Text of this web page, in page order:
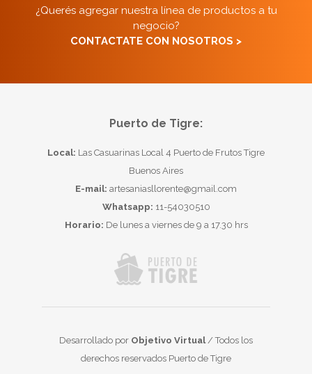
¿Querés agregar nuestra línea de productos a tu
negocio?
CONTACTATE CON NOSOTROS >
Puerto de Tigre:
Local: Las Casuarinas Local 4 Puerto de Frutos Tigre
Buenos Aires
E-mail: artesaniasllorente@gmail.com
Whatsapp: 11-54030510
Horario: De lunes a viernes de 9 a 17.30 hrs
Desarrollado por Objetivo Virtual/ Todos los
derechos reservados Puerto de Tigre